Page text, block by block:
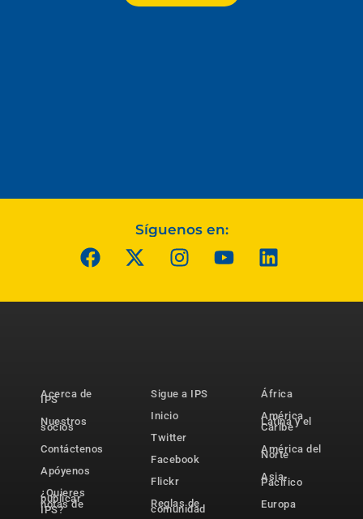
Síguenos en:
Acerca de
IPS
Nuestros
socios
Contáctenos
Apóyenos
¿Quieres
publicar
notas de
IPS?
Sigue a IPS
Inicio
Twitter
Facebook
Flickr
Reglas de
comunidad
África
América
Latina y el
Caribe
América del
Norte
Asia-
Pacífico
Europa